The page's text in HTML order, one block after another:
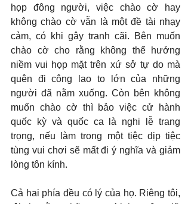
họp đông người, việc chào cờ hay
không chào cờ vẫn là một đề tài nhạy
cảm, có khi gây tranh cãi. Bên muốn
chào cờ cho rằng không thể hưởng
niềm vui họp mặt trên xứ sở tự do mà
quên đi công lao to lớn của những
người đã nằm xuống. Còn bên không
muốn chào cờ thì bảo việc cử hành
quốc kỳ và quốc ca là nghi lễ trang
trọng, nếu làm trong một tiệc dịp tiệc
tùng vui chơi sẽ mất đi ý nghĩa và giảm
lòng tôn kính.
Cả hai phía đều có lý của họ. Riêng tôi,